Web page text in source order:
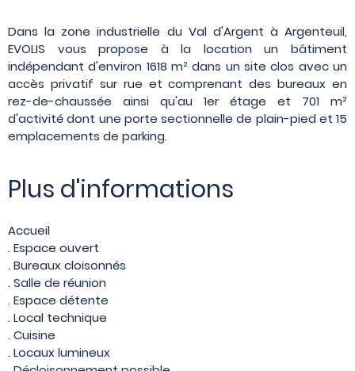
Dans la zone industrielle du Val d'Argent à Argenteuil,
EVOLIS vous propose à la location un bâtiment
indépendant d'environ 1618 m² dans un site clos avec un
accès privatif sur rue et comprenant des bureaux en
rez-de-chaussée ainsi qu'au 1er étage et 701 m²
d'activité dont une porte sectionnelle de plain-pied et 15
emplacements de parking.
Plus d'informations
Accueil
. Espace ouvert
. Bureaux cloisonnés
. Salle de réunion
. Espace détente
. Local technique
. Cuisine
. Locaux lumineux